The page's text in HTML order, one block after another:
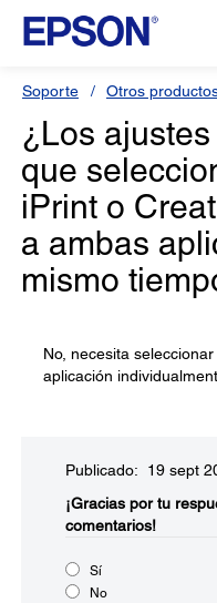
Soporte Otros
¿Los
que
iPrint o
a ambas
mismo
No, necesita
aplicación
Publicado: 19 sept
¡Gracias por tu
comentarios!
Sí
No